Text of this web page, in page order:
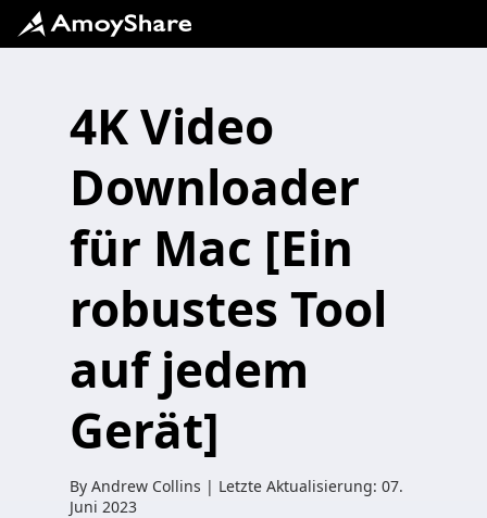
4K Video
Downloader
für Mac [Ein
robustes Tool
auf jedem
Gerät]
By Andrew Collins | Letzte Aktualisierung: 07.
Juni 2023